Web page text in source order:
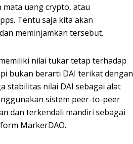
mata uang crypto, atau
Tentu saja kita akan
meminjamkan tersebut.
nilai tukar tetap terhadap
bukan berarti DAI terikat dengan
stabilitas nilai DAI sebagai alat
sistem peer-to-peer
dan terkendali mandiri sebagai
MarkerDAO.